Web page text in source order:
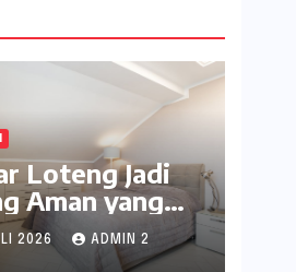
Loteng Jadi
Aman yang
Kepribadian
Rumah
2026 ADMIN 2